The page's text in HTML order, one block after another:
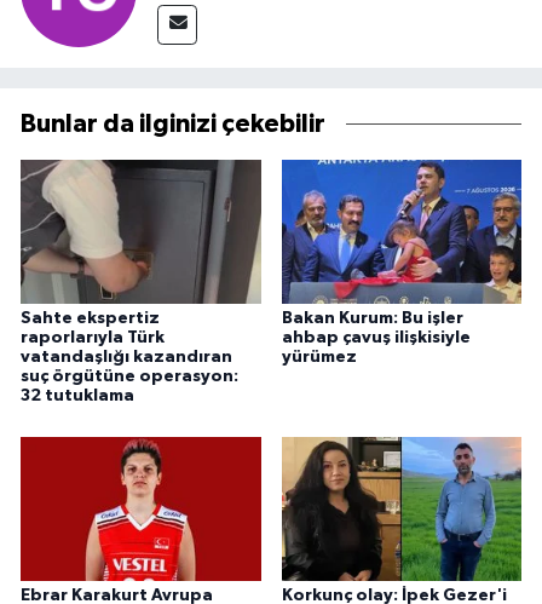
Bunlar da ilginizi çekebilir
Sahte ekspertiz
raporlarıyla Türk
vatandaşlığı kazandıran
suç örgütüne operasyon:
32 tutuklama
Bakan Kurum: Bu işler
ahbap çavuş ilişkisiyle
yürümez
Ebrar Karakurt Avrupa
Korkunç olay: İpek Gezer'i